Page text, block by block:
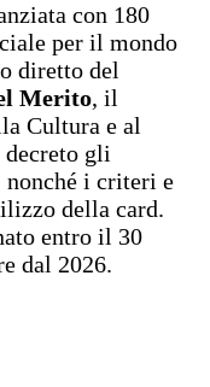
con 180
per il mondo
diretto del
Merito, il
Cultura e al
gli
nonché i criteri e
della card.
entro il 30
dal 2026.